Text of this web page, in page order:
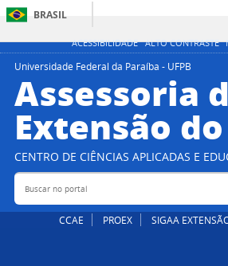
ACESSIBILIDADE ALTO CONTRASTE
BRASIL
Universidade Federal da Paraíba - UFPB
Assessoria
Extensão do
CENTRO DE CIÊNCIAS APLICADAS E
Buscar no portal
CCAE PROEX SIGAA